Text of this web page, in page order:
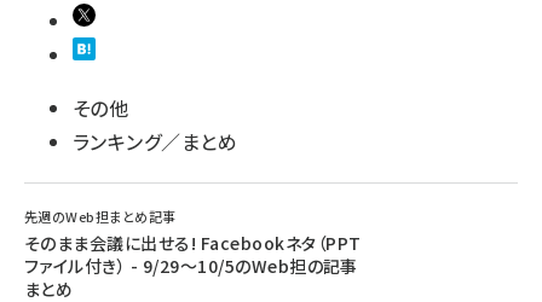
その他
ランキング／まとめ
先週のWeb担まとめ記事
そのまま会議に出せる! Facebookネタ（PPT
ファイル付き） - 9/29～10/5のWeb担の記事
まとめ